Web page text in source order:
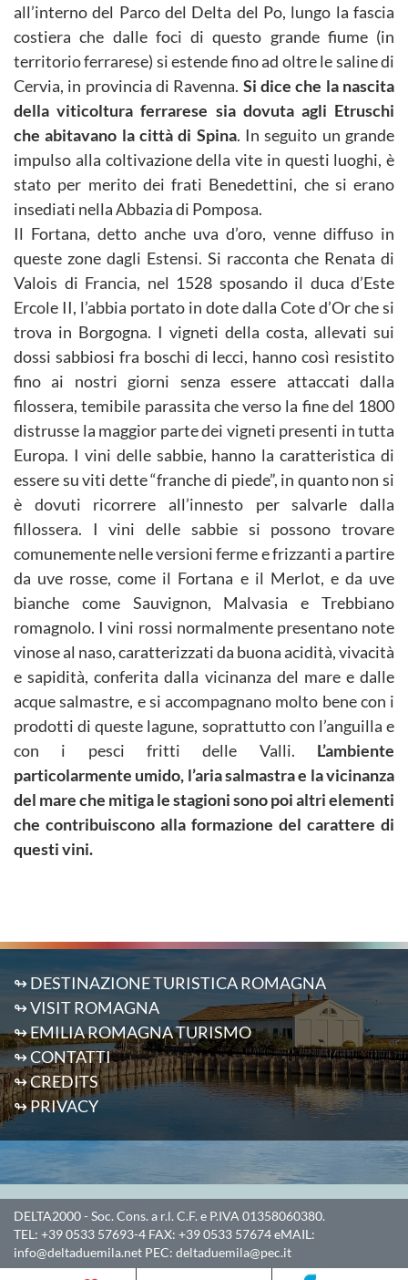
all’interno del Parco del Delta del Po, lungo la fascia
costiera che dalle foci di questo grande fiume (in
territorio ferrarese) si estende fino ad oltre le saline di
Cervia, in provincia di Ravenna. Si dice che la nascita
della viticoltura ferrarese sia dovuta agli Etruschi
che abitavano la città di Spina. In seguito un grande
impulso alla coltivazione della vite in questi luoghi, è
stato per merito dei frati Benedettini, che si erano
insediati nella Abbazia di Pomposa.
Il Fortana, detto anche uva d’oro, venne diffuso in
queste zone dagli Estensi. Si racconta che Renata di
Valois di Francia, nel 1528 sposando il duca d’Este
Ercole II, l’abbia portato in dote dalla Cote d’Or che si
trova in Borgogna. I vigneti della costa, allevati sui
dossi sabbiosi fra boschi di lecci, hanno così resistito
fino ai nostri giorni senza essere attaccati dalla
filossera, temibile parassita che verso la fine del 1800
distrusse la maggior parte dei vigneti presenti in tutta
Europa. I vini delle sabbie, hanno la caratteristica di
essere su viti dette “franche di piede”, in quanto non si
è dovuti ricorrere all’innesto per salvarle dalla
fillossera. I vini delle sabbie si possono trovare
comunemente nelle versioni ferme e frizzanti a partire
da uve rosse, come il Fortana e il Merlot, e da uve
bianche come Sauvignon, Malvasia e Trebbiano
romagnolo. I vini rossi normalmente presentano note
vinose al naso, caratterizzati da buona acidità, vivacità
e sapidità, conferita dalla vicinanza del mare e dalle
acque salmastre, e si accompagnano molto bene con i
prodotti di queste lagune, soprattutto con l’anguilla e
con i pesci fritti delle Valli. L’ambiente
particolarmente umido, l’aria salmastra e la vicinanza
del mare che mitiga le stagioni sono poi altri elementi
che contribuiscono alla formazione del carattere di
questi vini.
↬ DESTINAZIONE TURISTICA ROMAGNA
↬ VISIT ROMAGNA
↬ EMILIA ROMAGNA TURISMO
↬ CONTATTI
↬ CREDITS
↬ PRIVACY
DELTA2000- Soc. Cons. a r.l. C.F. e P.IVA 01358060380.
TEL: +39 0533 57693-4 FAX: +39 0533 57674eMAIL:
info@deltaduemila.net PEC: deltaduemila@pec.it